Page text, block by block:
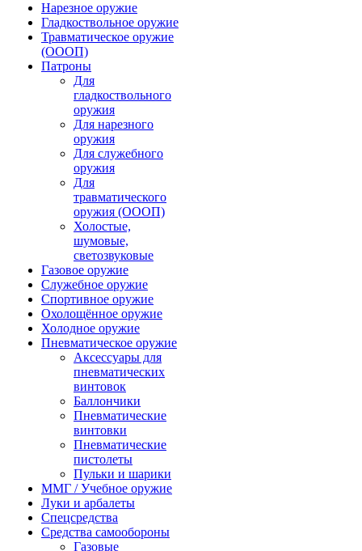
Нарезное оружие
Гладкоствольное оружие
Травматическое оружие
(ОООП)
Патроны
Для
гладкоствольного
оружия
Для нарезного
оружия
Для служебного
оружия
Для
травматического
оружия (ОООП)
Холостые,
шумовые,
светозвуковые
Газовое оружие
Служебное оружие
Спортивное оружие
Охолощённое оружие
Холодное оружие
Пневматическое оружие
Аксессуары для
пневматических
винтовок
Баллончики
Пневматические
винтовки
Пневматические
пистолеты
Пульки и шарики
ММГ / Учебное оружие
Луки и арбалеты
Спецсредства
Средства самообороны
Газовые